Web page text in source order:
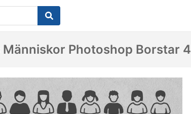
Människor Photoshop Borstar 4